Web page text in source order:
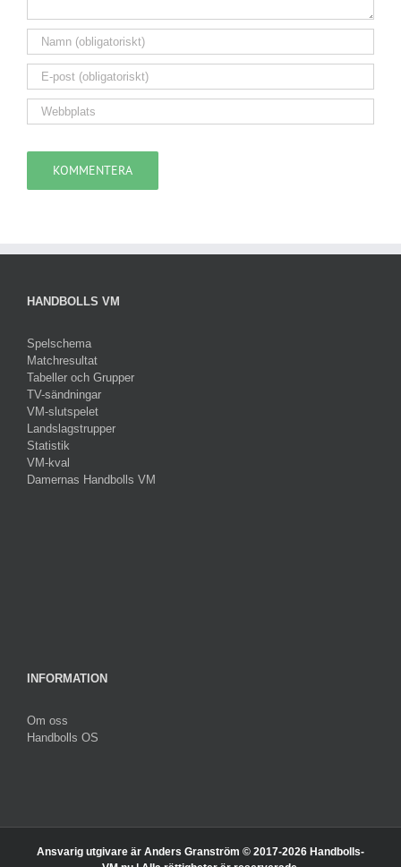
HANDBOLLS VM
Spelschema
Matchresultat
Tabeller och Grupper
TV-sändningar
VM-slutspelet
Landslagstrupper
Statistik
VM-kval
Damernas Handbolls VM
INFORMATION
Om oss
Handbolls OS
Ansvarig utgivare är Anders Granström © 2017-2026 Handbolls-